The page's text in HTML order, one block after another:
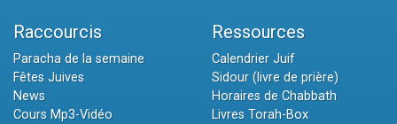
Raccourcis
Paracha de la semaine
Fêtes Juives
News
Cours Mp3-Vidéo
Ressources
Calendrier Juif
Sidour (livre de prière)
Horaires de Chabbath
Livres Torah-Box